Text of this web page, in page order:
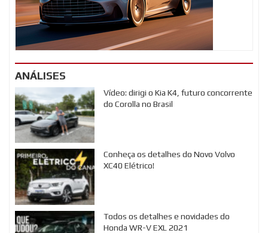
ANÁLISES
Vídeo: dirigi o Kia K4, futuro concorrente
do Corolla no Brasil
Conheça os detalhes do Novo Volvo
XC40 Elétrico!
Todos os detalhes e novidades do
Honda WR-V EXL 2021